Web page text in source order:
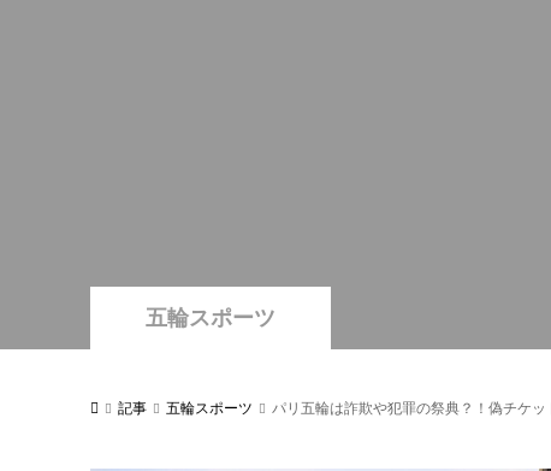
五輪スポーツ
記事 五輪スポーツ パリ五輪は詐欺や犯罪の祭典？！偽チケ